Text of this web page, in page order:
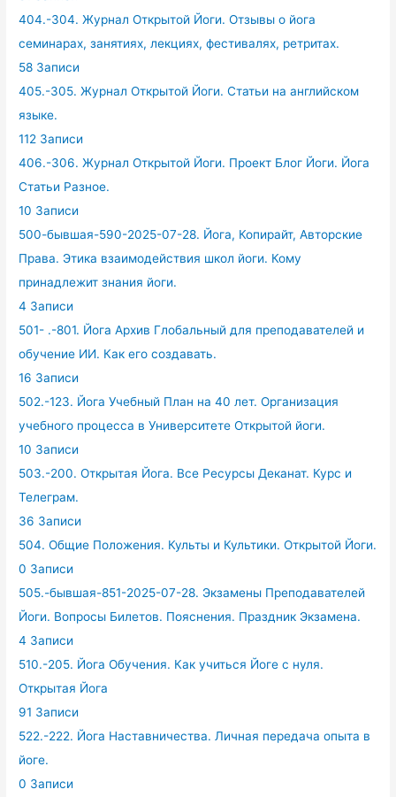
404.-304. Журнал Открытой Йоги. Отзывы о йога
семинарах, занятиях, лекциях, фестивалях, ретритах.
58 Записи
405.-305. Журнал Открытой Йоги. Статьи на английском
языке.
112 Записи
406.-306. Журнал Открытой Йоги. Проект Блог Йоги. Йога
Статьи Разное.
10 Записи
500-бывшая-590-2025-07-28. Йога, Копирайт, Авторские
Права. Этика взаимодействия школ йоги. Кому
принадлежит знания йоги.
4 Записи
501- .-801. Йога Архив Глобальный для преподавателей и
обучение ИИ. Как его создавать.
16 Записи
502.-123. Йога Учебный План на 40 лет. Организация
учебного процесса в Университете Открытой йоги.
10 Записи
503.-200. Открытая Йога. Все Ресурсы Деканат. Курс и
Телеграм.
36 Записи
504. Общие Положения. Культы и Культики. Открытой Йоги.
0 Записи
505.-бывшая-851-2025-07-28. Экзамены Преподавателей
Йоги. Вопросы Билетов. Пояснения. Праздник Экзамена.
4 Записи
510.-205. Йога Обучения. Как учиться Йоге с нуля.
Открытая Йога
91 Записи
522.-222. Йога Наставничества. Личная передача опыта в
йоге.
0 Записи